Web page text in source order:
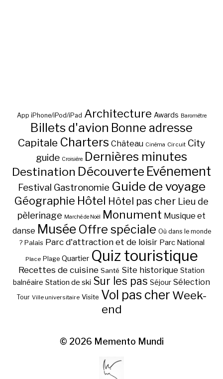
App iPhone/iPod/iPad Architecture Awards Baromètre
Billets d'avion Bonne adresse
Capitale Charters Château Cinéma Circuit City
guide Croisière Dernières minutes
Destination Découverte Evénement
Festival Gastronomie Guide de voyage
Géographie Hôtel Hôtel pas cher Lieu de
pèlerinage Marché de Noël Monument Musique et
danse Musée Offre spéciale Où dans le monde
? Palais Parc d'attraction et de loisir Parc National
Place Plage Quartier Quiz touristique
Recettes de cuisine Santé Site historique Station
balnéaire Station de ski Sur les pas Séjour Sélection
Tour Ville universitaire Visite Vol pas cher Week-
end
© 2026 Memento Mundi